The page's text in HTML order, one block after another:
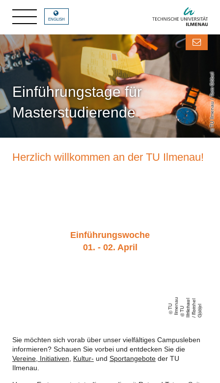
TU Ilmenau / Tom Göbel
ENGLISH
Einführungstage für
Masterstudierende
Herzlich willkommen an der TU Ilmenau!
Einführungswoche
01. - 02. April
T
U
Il
m
e
n
a u /
Mi
c
h
a el
R
ei
c
h el
(
a
ri
)
T
U
Il
m
e
n
a u
/
T
o
m
G
ö
b el
Sie möchten sich vorab über unser vielfältiges Campusleben
informieren? Schauen Sie vorbei und entdecken Sie die
Vereine, Initiativen
Kultur- und Sportangebote der TU
Ilmenau.